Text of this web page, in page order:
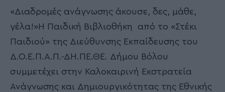
«Διαδρομές ανάγνωσης άκουσε, δες, μάθε,
γέλα!»Η Παιδική Βιβλιοθήκη από το «Στέκι
Παιδιού» της Διεύθυνσης Εκπαίδευσης του
Δ.Ο.Ε.Π.Α.Π.-ΔΗ.ΠΕ.ΘΕ. Δήμου Βόλου
συμμετέχει στην Καλοκαιρινή Εκστρατεία
Ανάγνωσης και Δημιουργικότητας της Εθνικής